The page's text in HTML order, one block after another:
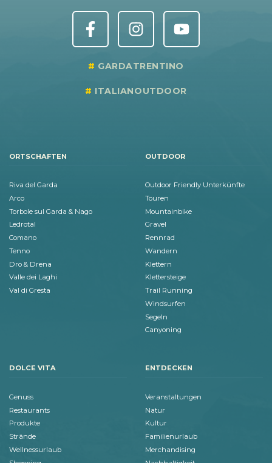
GARDATRENTINO
ITALIANOUTDOOR
ORTSCHAFTEN
Riva del Garda
Arco
Torbole sul Garda & Nago
Ledrotal
Comano
Tenno
Dro & Drena
Valle dei Laghi
Val di Gresta
OUTDOOR
Outdoor Friendly Unterkünfte
Touren
Mountainbike
Gravel
Rennrad
Wandern
Klettern
Klettersteige
Trail Running
Windsurfen
Segeln
Canyoning
DOLCE VITA
Genuss
Restaurants
Produkte
Strände
Wellnessurlaub
ENTDECKEN
Veranstaltungen
Natur
Kultur
Familienurlaub
Merchandising